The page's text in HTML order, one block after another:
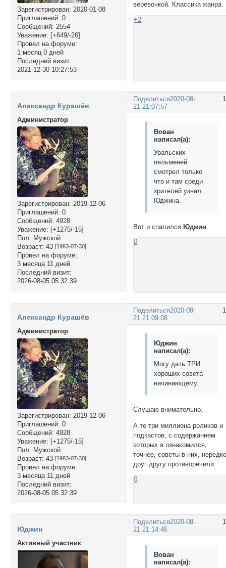
Зарегистрирован: 2020-01-08
Приглашений: 0
Сообщений: 2554
Уважение: [+649/-26]
Провел на форуме:
1 месяц 0 дней
Последний визит:
2021-12-30 10:27:53
веревочкой. Классика жанра.
+2
Поделиться2020-08-
21 21:07:57
Александр Курашёв
Администратор
Зарегистрирован: 2019-12-06
Приглашений: 0
Сообщений: 4928
Уважение: [+1275/-15]
Пол: Мужской
Возраст: 43 [1983-07-30]
Провел на форуме:
3 месяца 11 дней
Последний визит:
2026-08-05 05:32:39
Вован
написал(а):
Уральских
пельменей
смотрел только
что и там среди
зрителей узнал
Юджина.
Вот и спалилсяЮджин
0
Поделиться2020-08-
21 21:09:08
Александр Курашёв
Администратор
Зарегистрирован: 2019-12-06
Приглашений: 0
Сообщений: 4928
Уважение: [+1275/-15]
Пол: Мужской
Возраст: 43 [1983-07-30]
Провел на форуме:
3 месяца 11 дней
Последний визит:
2026-08-05 05:32:39
Юджин
написал(а):
Могу дать ТРИ
хороших совета
начинающему.
Слушаю внимательно.
А те три миллиона роликов и
подкастов, с содержанием
которых я ознакомился,
точнее, советы в них,
друг другу противоречили.
0
Поделиться2020-08-
21 21:14:46
Юджин
Активный участник
Вован
написал(а):